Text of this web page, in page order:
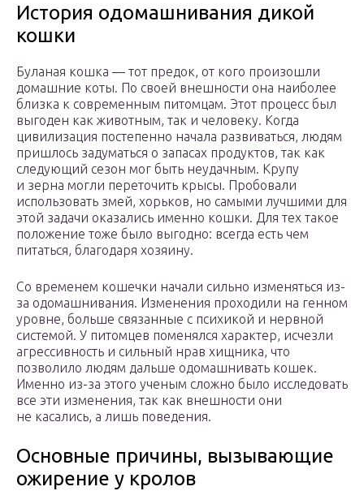
История одомашнивания дикой
кошки
Буланая кошка — тот предок, от кого произошли
домашние коты. По своей внешности она наиболее
близка к современным питомцам. Этот процесс был
выгоден как животным, так и человеку. Когда
цивилизация постепенно начала развиваться, людям
пришлось задуматься о запасах продуктов, так как
следующий сезон мог быть неудачным. Крупу
и зерна могли переточить крысы. Пробовали
использовать змей, хорьков, но самыми лучшими для
этой задачи оказались именно кошки. Для тех такое
положение тоже было выгодно: всегда есть чем
питаться, благодаря хозяину.
Со временем кошечки начали сильно изменяться из-
за одомашнивания. Изменения проходили на генном
уровне, больше связанные с психикой и нервной
системой. У питомцев поменялся характер, исчезли
агрессивность и сильный нрав хищника, что
позволило людям дальше одомашнивать кошек.
Именно из-за этого ученым сложно было исследовать
все эти изменения, так как внешности они
не касались, а лишь поведения.
Основные причины, вызывающие
ожирение у кролов